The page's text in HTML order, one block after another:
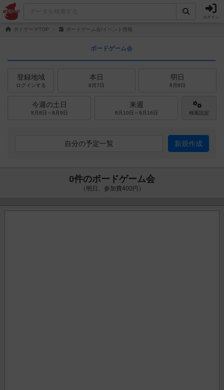
ログイン
ボドゲーマTOP ボードゲーム会/イベント情報
ボードゲーム会
登録地域
ログインする
本日
8月7日
明日
8月8日
今週の土日
8月8日～8月9日
来週
8月10日～8月16日 検索設定
自分の予定一覧 新規作成
0件のボードゲーム会
（明日、参加費400円）